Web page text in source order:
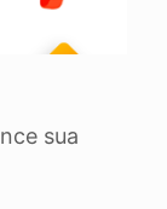
sua